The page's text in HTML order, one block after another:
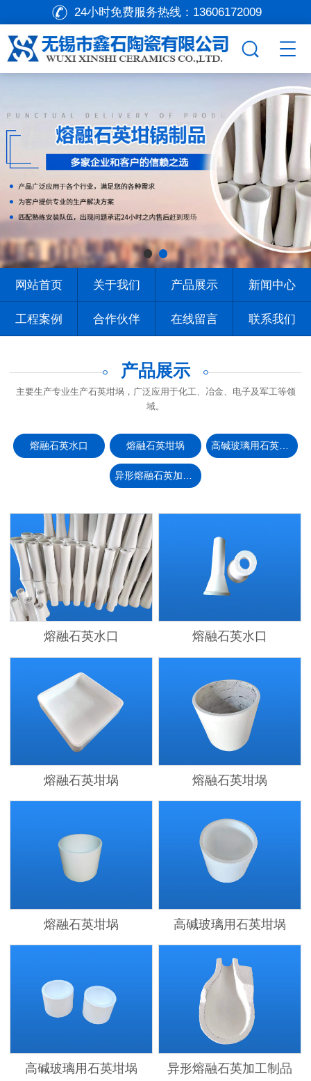
24小时免费服务热线： 13606172009
网站首页 关于我们 产品展示 新闻中心
工程案例 合作伙伴 在线留言 联系我们
产品展示
主要生产专业生产石英坩埚，广泛应用于化工、冶金、电子及军工等领
域。
熔融石英水口 熔融石英坩埚
熔融石英水口 熔融石英水口
熔融石英坩埚 熔融石英坩埚
熔融石英坩埚 高碱玻璃用石英坩埚
高碱玻璃用石英坩埚 异形熔融石英加工制品